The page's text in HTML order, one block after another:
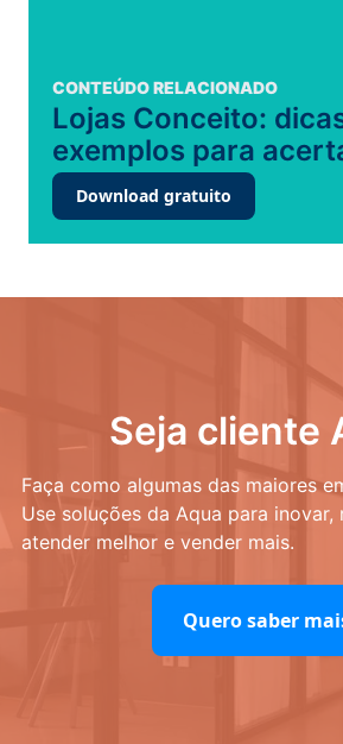
CONTEÚDO RELACIONADO
Lojas Conceito:
exemplos para
Download gratuito
Seja cliente
Faça como algumas das maiores
Use soluções da Aqua para inovar,
atender melhor e vender mais.
Quero saber